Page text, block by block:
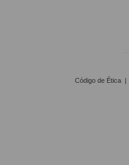
Código de Ética |